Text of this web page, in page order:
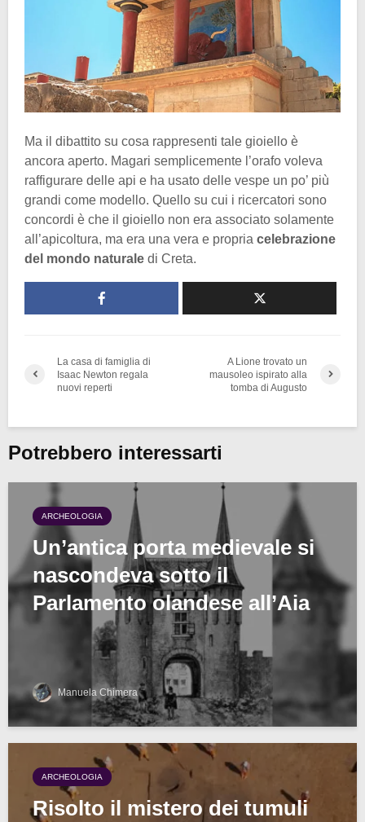
Ma il dibattito su cosa rappresenti tale gioiello è
ancora aperto. Magari semplicemente l’orafo voleva
raffigurare delle api e ha usato delle vespe un po’ più
grandi come modello. Quello su cui i ricercatori sono
concordi è che il gioiello non era associato solamente
all’apicoltura, ma era una vera e propria celebrazione
del mondo naturale di Creta.
La casa di famiglia di
Isaac Newton regala
nuovi reperti
A Lione trovato un
mausoleo ispirato alla
tomba di Augusto
Potrebbero interessarti
ARCHEOLOGIA
Un’antica porta medievale si
nascondeva sotto il
Parlamento olandese all’Aia
Manuela Chimera
ARCHEOLOGIA
Risolto il mistero dei tumuli